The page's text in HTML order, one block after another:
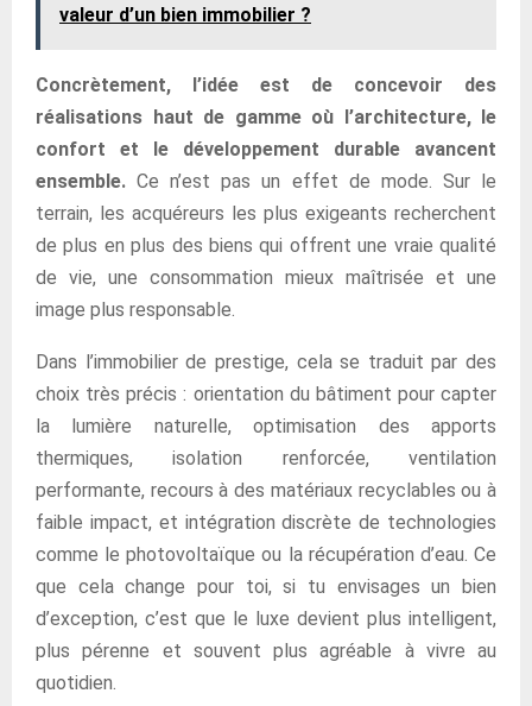
valeur d’un bien immobilier ?
Concrètement, l’idée est de concevoir des
réalisations haut de gamme où l’architecture, le
confort et le développement durable avancent
ensemble. Ce n’est pas un effet de mode. Sur le
terrain, les acquéreurs les plus exigeants recherchent
de plus en plus des biens qui offrent une vraie qualité
de vie, une consommation mieux maîtrisée et une
image plus responsable.
Dans l’immobilier de prestige, cela se traduit par des
choix très précis : orientation du bâtiment pour capter
la lumière naturelle, optimisation des apports
thermiques, isolation renforcée, ventilation
performante, recours à des matériaux recyclables ou à
faible impact, et intégration discrète de technologies
comme le photovoltaïque ou la récupération d’eau. Ce
que cela change pour toi, si tu envisages un bien
d’exception, c’est que le luxe devient plus intelligent,
plus pérenne et souvent plus agréable à vivre au
quotidien.